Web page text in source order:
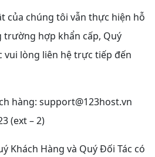
của chúng tôi vẫn thực hiện hỗ
trường hợp khẩn cấp, Quý
vui lòng liên hệ trực tiếp đến
hàng: support@123host.vn
(ext – 2)
Khách Hàng và Quý Đối Tác có